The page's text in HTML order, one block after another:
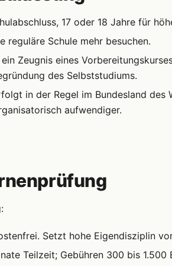
17 oder 18 Jahre für
reguläre Schule mehr besuchen.
Zeugnis eines
des Selbststudiums.
in der Regel im Bundesland des
aufwendiger.
Setzt hohe Eigendisziplin
Teilzeit; Gebühren 300 bis 1.500